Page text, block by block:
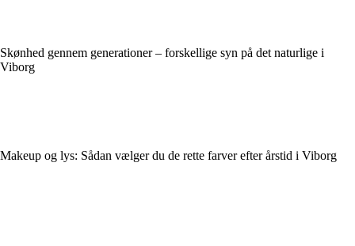
Skønhed gennem generationer – forskellige syn på det naturlige i
Viborg
Makeup og lys: Sådan vælger du de rette farver efter årstid i Viborg